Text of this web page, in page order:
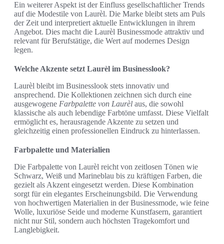
Ein weiterer Aspekt ist der Einfluss gesellschaftlicher Trends
auf die Modestile von Laurèl. Die Marke bleibt stets am Puls
der Zeit und interpretiert aktuelle Entwicklungen in ihrem
Angebot. Dies macht die Laurèl Businessmode attraktiv und
relevant für Berufstätige, die Wert auf modernes Design
legen.
Welche Akzente setzt Laurèl im Businesslook?
Laurèl bleibt im Businesslook stets innovativ und
ansprechend. Die Kollektionen zeichnen sich durch eine
ausgewogene Farbpalette von Laurèl aus, die sowohl
klassische als auch lebendige Farbtöne umfasst. Diese Vielfalt
ermöglicht es, herausragende Akzente zu setzen und
gleichzeitig einen professionellen Eindruck zu hinterlassen.
Farbpalette und Materialien
Die Farbpalette von Laurèl reicht von zeitlosen Tönen wie
Schwarz, Weiß und Marineblau bis zu kräftigen Farben, die
gezielt als Akzent eingesetzt werden. Diese Kombination
sorgt für ein elegantes Erscheinungsbild. Die Verwendung
von hochwertigen Materialien in der Businessmode, wie feine
Wolle, luxuriöse Seide und moderne Kunstfasern, garantiert
nicht nur Stil, sondern auch höchsten Tragekomfort und
Langlebigkeit.